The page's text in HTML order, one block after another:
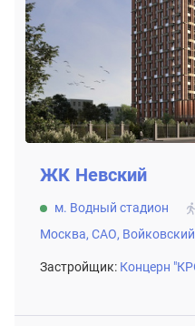
ЖК Невский
м. Водный стадион
Москва, САО,
Застройщик: Концерн